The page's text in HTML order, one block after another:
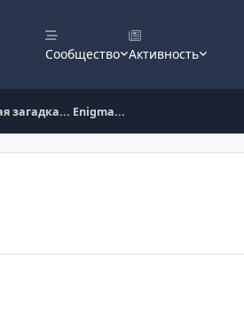
Сообщество Активность
загадка... Enigma...